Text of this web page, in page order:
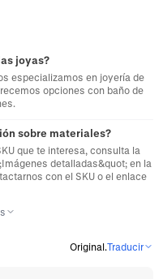
joyas?
especializamos en joyería de
opciones con baño de
sobre materiales?
que te interesa, consulta la
detalladas&quot; en la
con el SKU o el enlace
Original.Traducir